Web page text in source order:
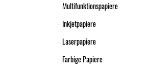
Multifunktionspapiere
Inkjetpapiere
Laserpapiere
Farbige Papiere